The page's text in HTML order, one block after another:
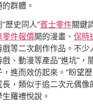
群體。
歷史同人”賓士零件關鍵
零件報價開的漫畫、 保時
戲等二次創作作品。不少
、動漫等產品“進坑”，
進而效仿起來。“盼望
，類似于追二次元偶像
羅禮悅說。